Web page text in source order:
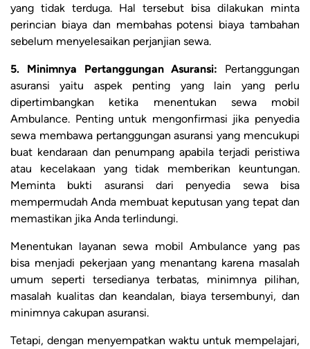
yang tidak terduga. Hal tersebut bisa dilakukan minta
perincian biaya dan membahas potensi biaya tambahan
sebelum menyelesaikan perjanjian sewa.
5. Minimnya Pertanggungan Asuransi: Pertanggungan
asuransi yaitu aspek penting yang lain yang perlu
dipertimbangkan ketika menentukan sewa mobil
Ambulance. Penting untuk mengonfirmasi jika penyedia
sewa membawa pertanggungan asuransi yang mencukupi
buat kendaraan dan penumpang apabila terjadi peristiwa
atau kecelakaan yang tidak memberikan keuntungan.
Meminta bukti asuransi dari penyedia sewa bisa
mempermudah Anda membuat keputusan yang tepat dan
memastikan jika Anda terlindungi.
Menentukan layanan sewa mobil Ambulance yang pas
bisa menjadi pekerjaan yang menantang karena masalah
umum seperti tersedianya terbatas, minimnya pilihan,
masalah kualitas dan keandalan, biaya tersembunyi, dan
minimnya cakupan asuransi.
Tetapi, dengan menyempatkan waktu untuk mempelajari,